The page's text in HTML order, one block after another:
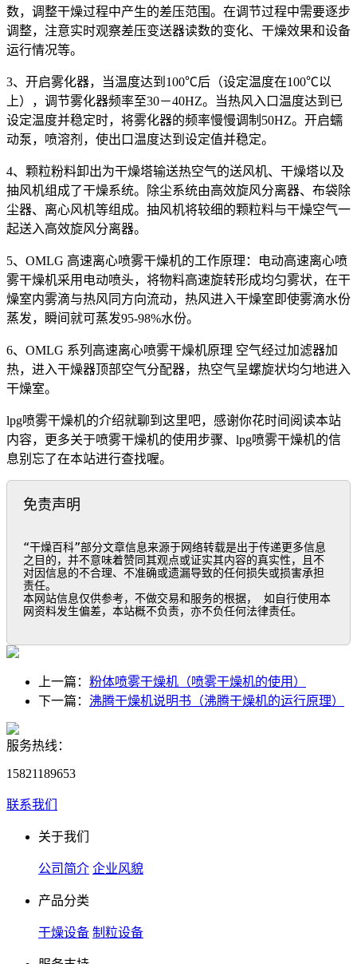
数，调整干燥过程中产生的差压范围。在调节过程中需要逐步
调整，注意实时观察差压变送器读数的变化、干燥效果和设备
运行情况等。
3、开启雾化器，当温度达到100℃后（设定温度在100℃以
上），调节雾化器频率至30－40HZ。当热风入口温度达到已
设定温度并稳定时，将雾化器的频率慢慢调制50HZ。开启蠕
动泵，喷溶剂，使出口温度达到设定值并稳定。
4、颗粒粉料卸出为干燥塔输送热空气的送风机、干燥塔以及
抽风机组成了干燥系统。除尘系统由高效旋风分离器、布袋除
尘器、离心风机等组成。抽风机将较细的颗粒料与干燥空气一
起送入高效旋风分离器。
5、OMLG 高速离心喷雾干燥机的工作原理：电动高速离心喷
雾干燥机采用电动喷头，将物料高速旋转形成均匀雾状，在干
燥室内雾滴与热风同方向流动，热风进入干燥室即使雾滴水份
蒸发，瞬间就可蒸发95-98%水份。
6、OMLG 系列高速离心喷雾干燥机原理 空气经过加滤器加
热，进入干燥器顶部空气分配器，热空气呈螺旋状均匀地进入
干燥室。
lpg喷雾干燥机的介绍就聊到这里吧，感谢你花时间阅读本站
内容，更多关于喷雾干燥机的使用步骤、lpg喷雾干燥机的信
息别忘了在本站进行查找喔。
免责声明
“干燥百科”部分文章信息来源于网络转载是出于传递更多信息
之目的，并不意味着赞同其观点或证实其内容的真实性，且不
对因信息的不合理、不准确或遗漏导致的任何损失或损害承担
责任。
本网站信息仅供参考，不做交易和服务的根据， 如自行使用本
网资料发生偏差，本站概不负责，亦不负任何法律责任。
上一篇： 粉体喷雾干燥机（喷雾干燥机的使用）
下一篇： 沸腾干燥机说明书（沸腾干燥机的运行原理）
服务热线：
15821189653
联系我们
关于我们
公司简介 企业风貌
产品分类
干燥设备 制粒设备